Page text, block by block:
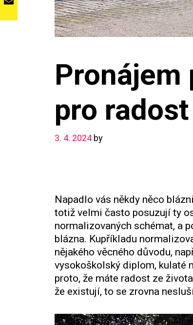
Pronájem
pro radost
3. 4. 2024 by
Napadlo vás někdy něco
totiž velmi často posuzují ty
normalizovaných schémat, a
blázna. Kupříkladu
nějakého věcného důvodu,
vysokoškolský diplom, kulaté
proto, že máte radost ze
že existují, to se zrovna